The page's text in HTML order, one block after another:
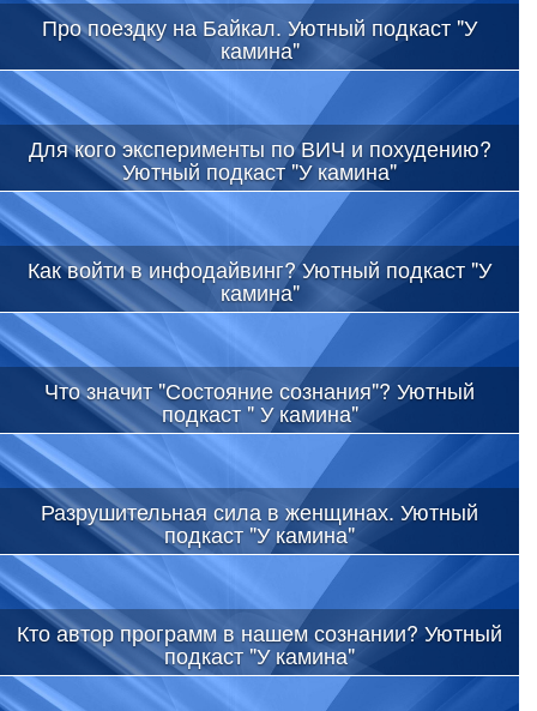
Про поездку на Байкал. Уютный подкаст "У
камина"
Для кого эксперименты по ВИЧ и похудению?
Уютный подкаст "У камина"
Как войти в инфодайвинг? Уютный подкаст "У
камина"
Что значит "Состояние сознания"? Уютный
подкаст " У камина"
Разрушительная сила в женщинах. Уютный
подкаст "У камина"
Кто автор программ в нашем сознании? Уютный
подкаст "У камина"